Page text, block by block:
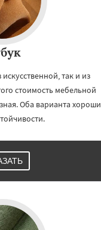
искусственной, так и из
стоимость мебельной
Оба варианта хороши